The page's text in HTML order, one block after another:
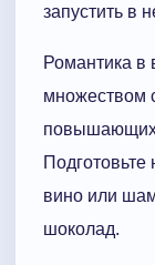
запустить в
Романтика в
множеством
повышающих
вино или
шоколад.